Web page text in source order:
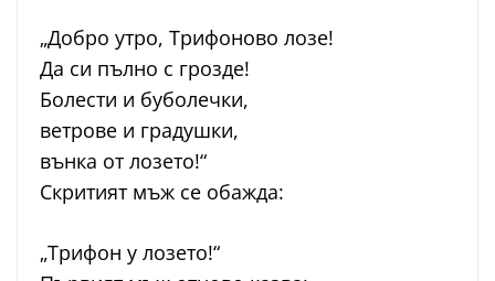
„Добро утро, Трифоново лозе!
Да си пълно с грозде!
Болести и буболечки,
ветрове и градушки,
вънка от лозето!“
Скритият мъж се обажда:
„Трифон у лозето!“